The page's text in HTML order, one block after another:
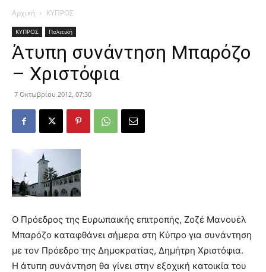
Αρχική ΚΥΠΡΟΣ
ΚΥΠΡΟΣ Πολιτική
Άτυπη συνάντηση Μπαρόζο
– Χριστόφια
7 Οκτωβρίου 2012, 07:30
Ο Πρόεδρος της Ευρωπαικής επιτροπής, Ζοζέ Μανουέλ
Μπαρόζο καταφθάνει σήμερα στη Κύπρο για συνάντηση
με τον Πρόεδρο της Δημοκρατίας, Δημήτρη Χριστόφια.
Η άτυπη συνάντηση θα γίνει στην εξοχική κατοικία του